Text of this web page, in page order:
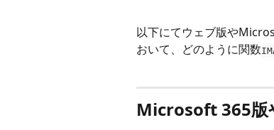
以下にてウェブ版や
おいて、どのように関数
Microsoft 365版